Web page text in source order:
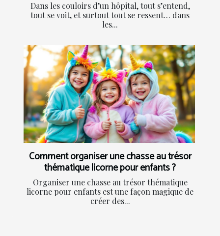
Dans les couloirs d’un hôpital, tout s’entend,
tout se voit, et surtout tout se ressent… dans
les...
Comment organiser une chasse au trésor
thématique licorne pour enfants ?
Organiser une chasse au trésor thématique
licorne pour enfants est une façon magique de
créer des...